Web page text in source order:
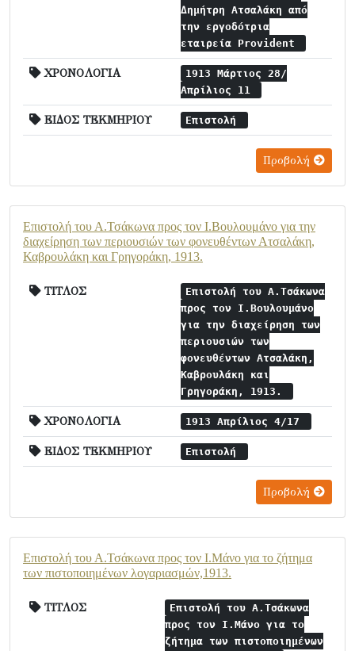
Δημήτρη Ατσαλάκη από
την εργοδότρια
εταιρεία Provident
ΧΡΟΝΟΛΟΓΙΑ
1913 Μάρτιος 28/
Απρίλιος 11
ΕΙΔΟΣ ΤΕΚΜΗΡΙΟΥ Επιστολή
Προβολή
Επιστολή του Α.Τσάκωνα προς τον Ι.Βουλουμάνο για την
διαχείρηση των περιουσιών των φονευθέντων Ατσαλάκη,
Καβρουλάκη και Γρηγοράκη, 1913.
ΤΙΤΛΟΣ
Επιστολή του Α.Τσάκωνα
προς τον Ι.Βουλουμάνο
για την διαχείρηση των
περιουσιών των
φονευθέντων Ατσαλάκη,
Καβρουλάκη και
Γρηγοράκη, 1913.
ΧΡΟΝΟΛΟΓΙΑ 1913 Απρίλιος 4/17
ΕΙΔΟΣ ΤΕΚΜΗΡΙΟΥ Επιστολή
Προβολή
Επιστολή του Α.Τσάκωνα προς τον Ι.Μάνο για το ζήτημα
των πιστοποιημένων λογαριασμών,1913.
ΤΙΤΛΟΣ
Επιστολή του Α.Τσάκωνα
προς τον Ι.Μάνο για το
ζήτημα των πιστοποιημένων